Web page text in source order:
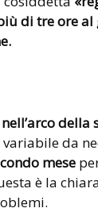
di tre ore
della
da
mese
è la